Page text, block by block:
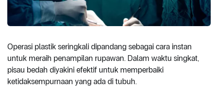
Operasi plastik seringkali dipandang sebagai cara instan
untuk meraih penampilan rupawan. Dalam waktu singkat,
pisau bedah diyakini efektif untuk memperbaiki
ketidaksempurnaan yang ada di tubuh.